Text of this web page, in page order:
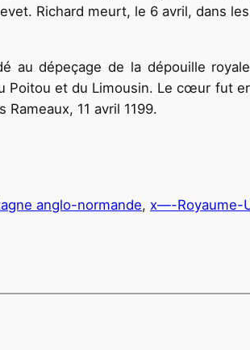
Richard meurt, le 6 avril, dans
au dépeçage de la dépouille
et du Limousin. Le cœur fut
11 avril 1199.
anglo-normande, x—-Royaume-